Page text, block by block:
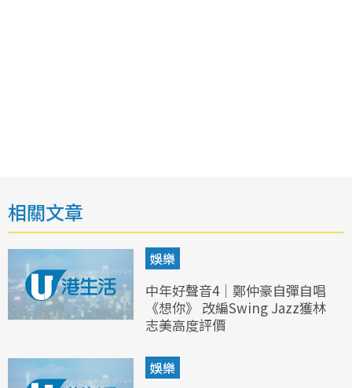
相關文章
娛樂
中年好聲音4｜鄭仲豪自彈自唱
《想你》 改編Swing Jazz獲林
志美高度評價
娛樂